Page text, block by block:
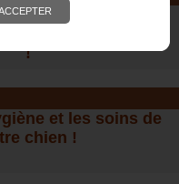
nouveautés pour
!
et les soins de
chien !